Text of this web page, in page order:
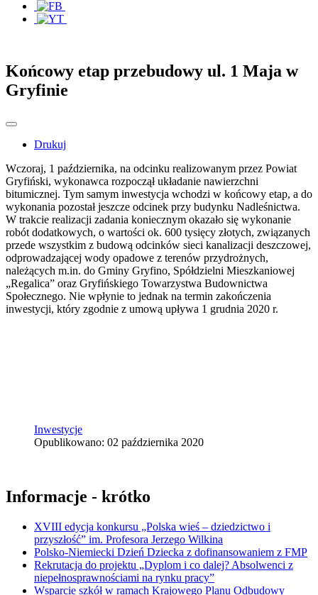
Końcowy etap przebudowy ul. 1 Maja w
Gryfinie
Drukuj
Wczoraj, 1 października, na odcinku realizowanym przez Powiat
Gryfiński, wykonawca rozpoczął układanie nawierzchni
bitumicznej. Tym samym inwestycja wchodzi w końcowy etap, a do
wykonania pozostał jeszcze odcinek przy budynku Nadleśnictwa.
W trakcie realizacji zadania koniecznym okazało się wykonanie
robót dodatkowych, o wartości ok. 600 tysięcy złotych, związanych
przede wszystkim z budową odcinków sieci kanalizacji deszczowej,
odprowadzającej wody opadowe z terenów przydrożnych,
należących m.in. do Gminy Gryfino, Spółdzielni Mieszkaniowej
„Regalica” oraz Gryfińskiego Towarzystwa Budownictwa
Społecznego. Nie wpłynie to jednak na termin zakończenia
inwestycji, który zgodnie z umową upływa 1 grudnia 2020 r.
Inwestycje
Opublikowano: 02 października 2020
Informacje - krótko
XVIII edycja konkursu „Polska wieś – dziedzictwo i
przyszłość” im. Profesora Jerzego Wilkina
Polsko-Niemiecki Dzień Dziecka z dofinansowaniem z FMP
Rekrutacja do projektu „Dyplom i co dalej? Absolwenci z
niepełnosprawnościami na rynku pracy”
Wsparcie szkół w ramach Krajowego Planu Odbudowy